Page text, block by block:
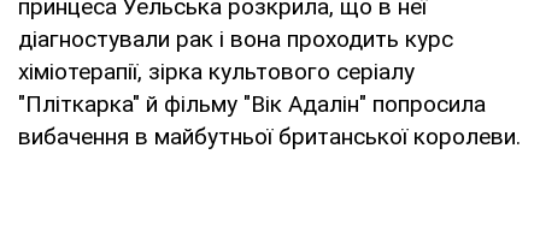
принцеса Уельська розкрила, що в неї
діагностували рак і вона проходить курс
хіміотерапії, зірка культового серіалу
"Пліткарка" й фільму "Вік Адалін" попросила
вибачення в майбутньої британської королеви.